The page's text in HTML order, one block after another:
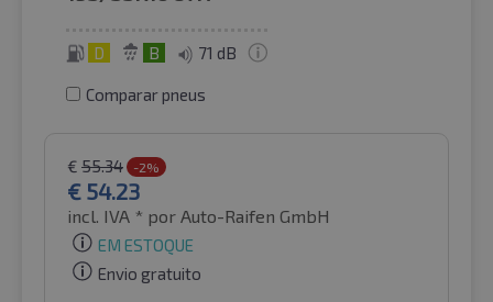
D B 71 dB
Comparar pneus
€ 55.34 -2%
€ 54.23
incl. IVA * por Auto-Raifen GmbH
EM ESTOQUE
Envio gratuito